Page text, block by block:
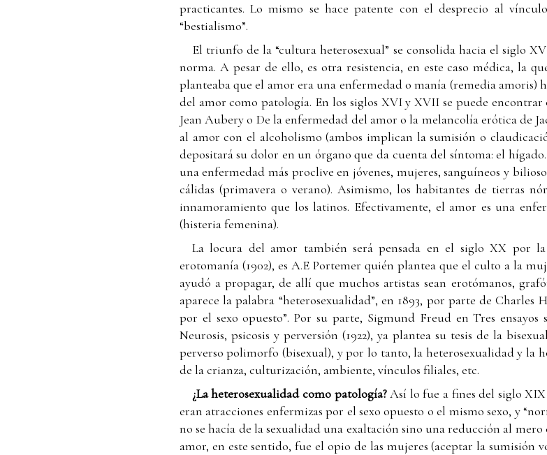
practicantes. Lo mismo se hace patente con el desprecio al
“bestialismo”.
El triunfo de la “cultura heterosexual” se consolida hacia el siglo
norma. A pesar de ello, es otra resistencia, en este caso médica, la
planteaba que el amor era una enfermedad o manía (remedia amoris)
del amor como patología. En los siglos XVI y XVII se puede
Jean Aubery o De la enfermedad del amor o la melancolía erótica de
al amor con el alcoholismo (ambos implican la sumisión o
depositará su dolor en un órgano que da cuenta del síntoma: el
una enfermedad más proclive en jóvenes, mujeres, sanguíneos y
cálidas (primavera o verano). Asimismo, los habitantes de tierras
innamoramiento que los latinos. Efectivamente, el amor es una
(histeria femenina).
La locura del amor también será pensada en el siglo XX por
erotomanía (1902), es A.E Portemer quién plantea que el culto a la
ayudó a propagar, de allí que muchos artistas sean erotómanos,
aparece la palabra “heterosexualidad”, en 1893, por parte de
por el sexo opuesto”. Por su parte, Sigmund Freud en Tres ensayos
Neurosis, psicosis y perversión (1922), ya plantea su tesis de la
perverso polimorfo (bisexual), y por lo tanto, la heterosexualidad y la
de la crianza, culturización, ambiente, vínculos filiales, etc.
¿La heterosexualidad como patología?Así lo fue a fines del siglo
eran atracciones enfermizas por el sexo opuesto o el mismo sexo, y
no se hacía de la sexualidad una exaltación sino una reducción al
amor, en este sentido, fue el opio de las mujeres (aceptar la sumisión